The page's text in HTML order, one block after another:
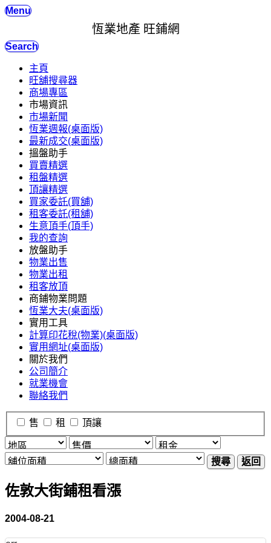
Menu
恆業地產 旺鋪網
Search
主頁
旺舖搜尋器
商場專區
市場資訊
市場新聞
恆業週報(桌面版)
最新成交(桌面版)
搵盤助手
買賣精選
租盤精選
頂讓精選
買家委託(買舖)
租客委託(租舖)
生意頂手(頂手)
我的查詢
放盤助手
物業出售
物業出租
租客放頂
商鋪物業問題
恆業大夫(桌面版)
實用工具
計算印花稅(物業)(桌面版)
實用網址(桌面版)
關於我們
公司簡介
就業機會
聯絡我們
售 租 頂讓
搜尋 返回
佐敦大街鋪租看漲
2004-08-21